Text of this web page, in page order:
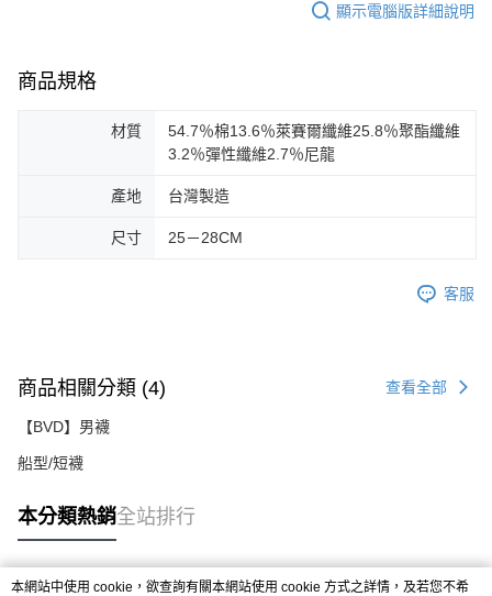
顯示電腦版詳細說明
商品規格
材質
54.7％棉13.6％萊賽爾纖維25.8％聚酯纖維
3.2％彈性纖維2.7％尼龍
產地 台灣製造
尺寸 25－28CM
客服
商品相關分類 (4) 查看全部
【BVD】男襪
船型/短襪
本分類熱銷全站排行
本網站中使用 cookie，欲查詢有關本網站使用 cookie 方式之詳情，及若您不希